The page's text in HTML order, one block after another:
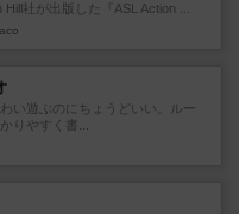
Hill社が出版した『ASL Action ...
い遊ぶのにちょうどいい。ルー
りやすく書...